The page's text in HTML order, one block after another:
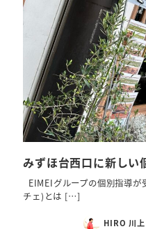
みずほ台西口に新しい
EIMEIグループの個別指導
チェ)とは […]
HIRO 川